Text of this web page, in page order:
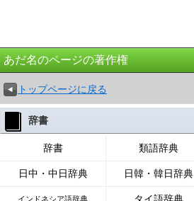
あだ名のページの著作権
トップページに戻る
辞書
辞書 類語辞典
日中・中日辞典 日韓・韓日辞典
インドネシア語辞典 タイ語辞典